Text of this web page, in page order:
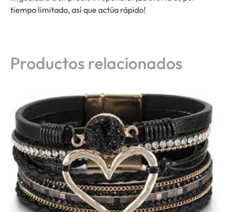
tiempo limitado, así que actúa rápido!
Productos relacionados